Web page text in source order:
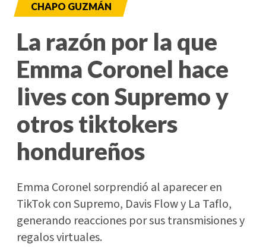
CHAPO GUZMÁN
La razón por la que
Emma Coronel hace
lives con Supremo y
otros tiktokers
hondureños
Emma Coronel sorprendió al aparecer en
TikTok con Supremo, Davis Flow y La Taflo,
generando reacciones por sus transmisiones y
regalos virtuales.